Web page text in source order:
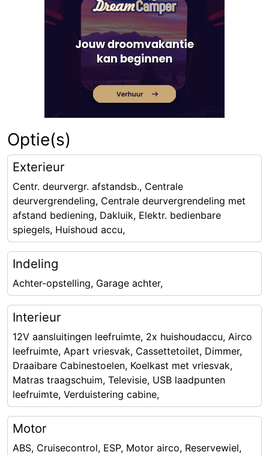
Optie(s)
Exterieur
Centr. deurvergr. afstandsb., Centrale
deurvergrendeling, Centrale deurvergrendeling met
afstand bediening, Dakluik, Elektr. bedienbare
spiegels, Huishoud accu,
Indeling
Achter-opstelling, Garage achter,
Interieur
12V aansluitingen leefruimte, 2x huishoudaccu, Airco
leefruimte, Apart vriesvak, Cassettetoilet, Dimmer,
Draaibare Cabinestoelen, Koelkast met vriesvak,
Matras traagschuim, Televisie, USB laadpunten
leefruimte, Verduistering cabine,
Motor
ABS, Cruisecontrol, ESP, Motor airco, Reservewiel,